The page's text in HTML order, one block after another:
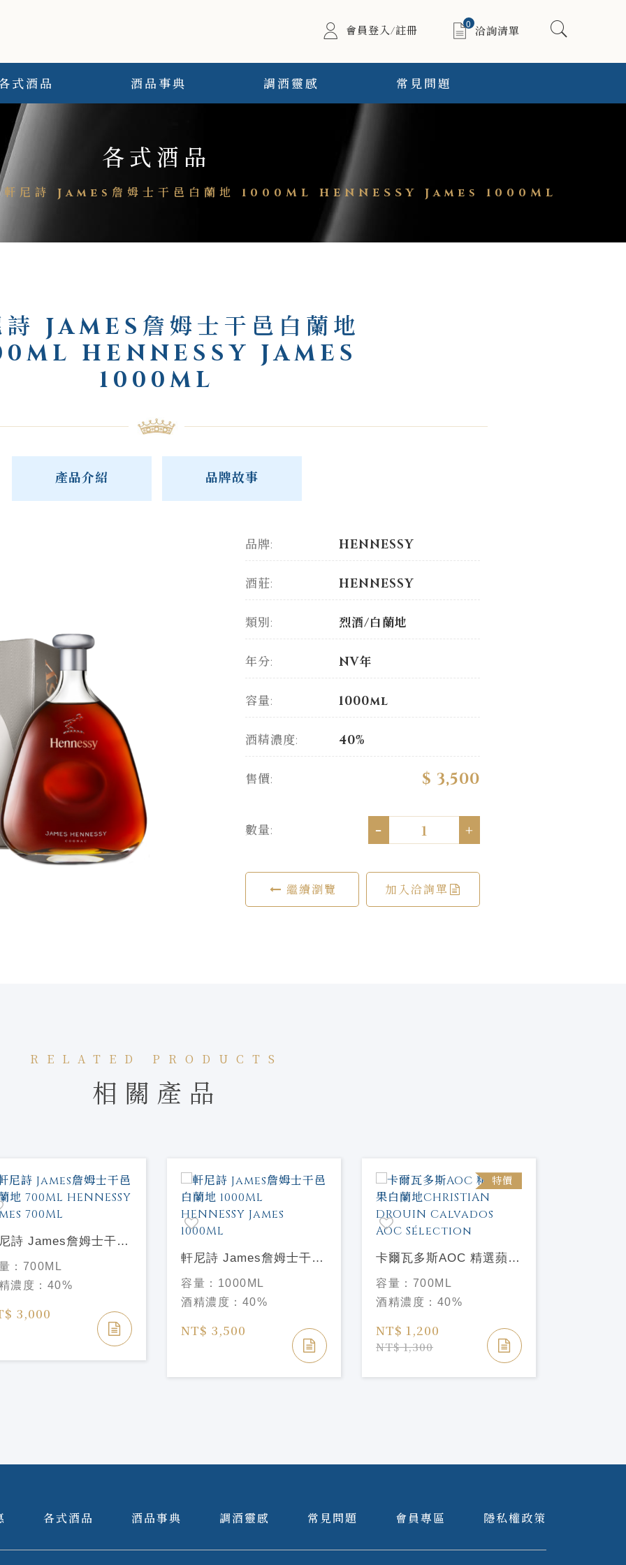
會員登入/註冊 0
洽詢清單
式酒品 酒品事典 調酒靈感 常見問題
各式酒品
軒尼詩 James詹姆士干邑白蘭地 1000ML HENNESSY James 1000ML
詩 JAMES詹姆士干邑白蘭地
HENNESSY JAMES
1000ML
產品介紹 品牌故事
品牌: HENNESSY
酒莊: HENNESSY
類別: 烈酒/白蘭地
年分: NV年
容量: 1000ml
酒精濃度: 40%
售價: $ 3,500
數量: - +
繼續瀏覽 加入洽詢單
RELATED PRODUCTS
相關產品
詩 James詹姆士干邑
地 700ML
James
： 700ML
濃度： 40%
3,000
軒尼詩 James詹姆士干邑
白蘭地 1000ML
HENNESSY James
1000ML
容量： 1000ML
酒精濃度： 40%
NT$ 3,500
特價
卡爾瓦多斯AOC 精選蘋果
白蘭地CHRISTIAN
DROUIN Calvados AOC
Sélection
容量： 700ML
酒精濃度： 40%
NT$ 1,200
NT$ 1,300
各式酒品 酒品事典 調酒靈感 常見問題 會員專區 隱私權政策